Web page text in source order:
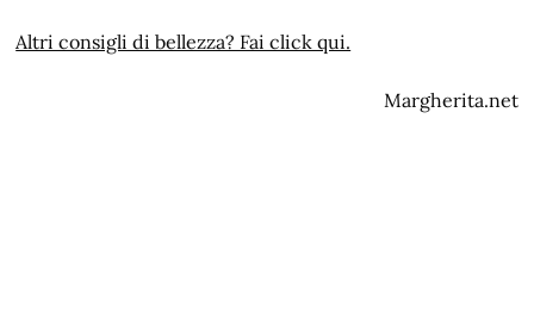
Altri consigli di bellezza? Fai click qui.
Margherita.net